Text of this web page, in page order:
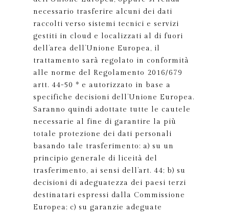
necessario trasferire alcuni dei dati
raccolti verso sistemi tecnici e servizi
gestiti in cloud e localizzati al di fuori
dell’area dell’Unione Europea, il
trattamento sarà regolato in conformità
alle norme del Regolamento 2016/679
artt. 44-50 * e autorizzato in base a
specifiche decisioni dell’Unione Europea.
Saranno quindi adottate tutte le cautele
necessarie al fine di garantire la più
totale protezione dei dati personali
basando tale trasferimento: a) su un
principio generale di liceità del
trasferimento, ai sensi dell’art. 44; b) su
decisioni di adeguatezza dei paesi terzi
destinatari espressi dalla Commissione
Europea; c) su garanzie adeguate